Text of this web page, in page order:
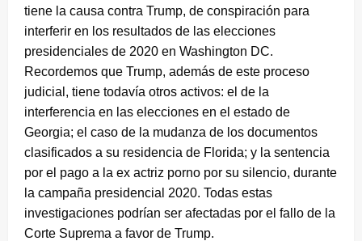
tiene la causa contra Trump, de conspiración para
interferir en los resultados de las elecciones
presidenciales de 2020 en Washington DC.
Recordemos que Trump, además de este proceso
judicial, tiene todavía otros activos: el de la
interferencia en las elecciones en el estado de
Georgia; el caso de la mudanza de los documentos
clasificados a su residencia de Florida; y la sentencia
por el pago a la ex actriz porno por su silencio, durante
la campaña presidencial 2020. Todas estas
investigaciones podrían ser afectadas por el fallo de la
Corte Suprema a favor de Trump.